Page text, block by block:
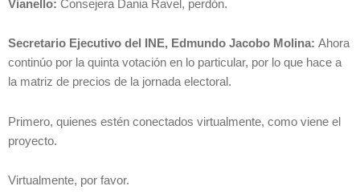
Vianello: Consejera Dania Ravel, perdón.
Secretario Ejecutivo del INE, Edmundo Jacobo Molina: Ahora
continúo por la quinta votación en lo particular, por lo que hace a
la matriz de precios de la jornada electoral.
Primero, quienes estén conectados virtualmente, como viene el
proyecto.
Virtualmente, por favor.